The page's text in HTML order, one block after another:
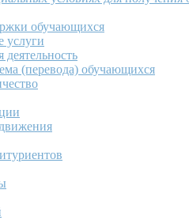
обучающихся
услуги
(перевода) обучающихся